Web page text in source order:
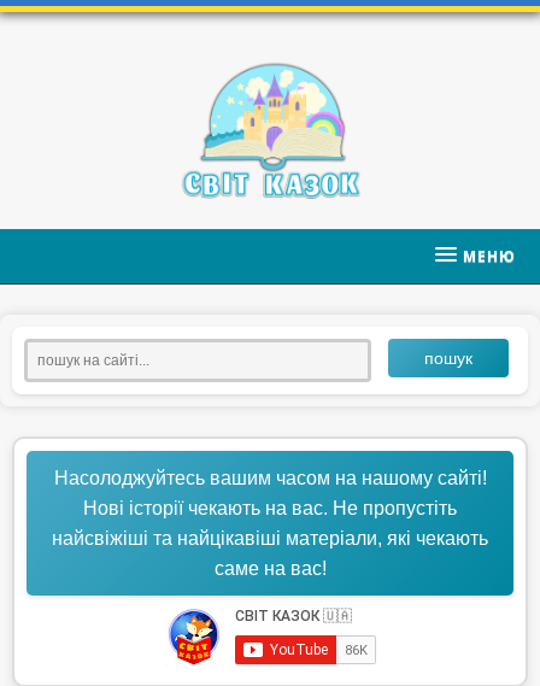
МЕНЮ
пошук
Насолоджуйтесь вашим часом на нашому сайті!
Нові історії чекають на вас. Не пропустіть
найсвіжіші та найцікавіші матеріали, які чекають
саме на вас!